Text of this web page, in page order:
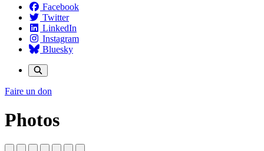
Facebook
Twitter
LinkedIn
Instagram
Bluesky
Faire un don
Photos